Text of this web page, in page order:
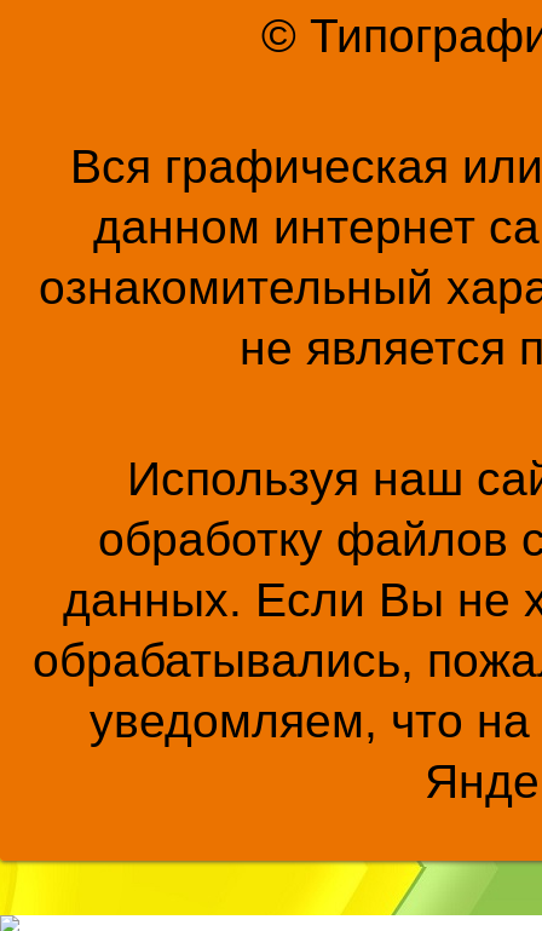
©
Вся графическая
данном интернет
ознакомительный
не является
Используя наш
обработку файлов
данных. Если Вы не
обрабатывались,
уведомляем, что на